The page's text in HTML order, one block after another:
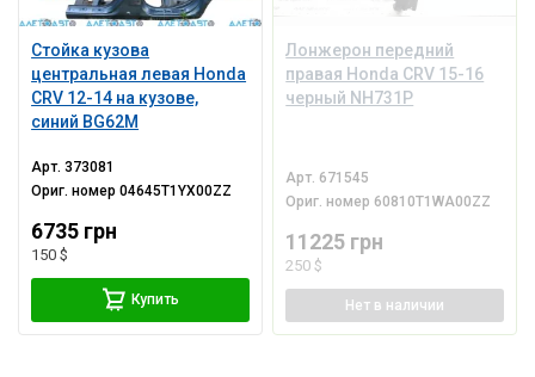
Стойка кузова
центральная левая Honda
CRV 12-14 на кузове,
синий BG62M
Арт.373081
Ориг. номер04645T1YX00ZZ
6735 грн
150 $
Купить
Лонжерон передний
правая Honda CRV 15-16
черный NH731P
Арт. 671545
Ориг. номер 60810T1WA00ZZ
11225 грн
250 $
Нет в наличии